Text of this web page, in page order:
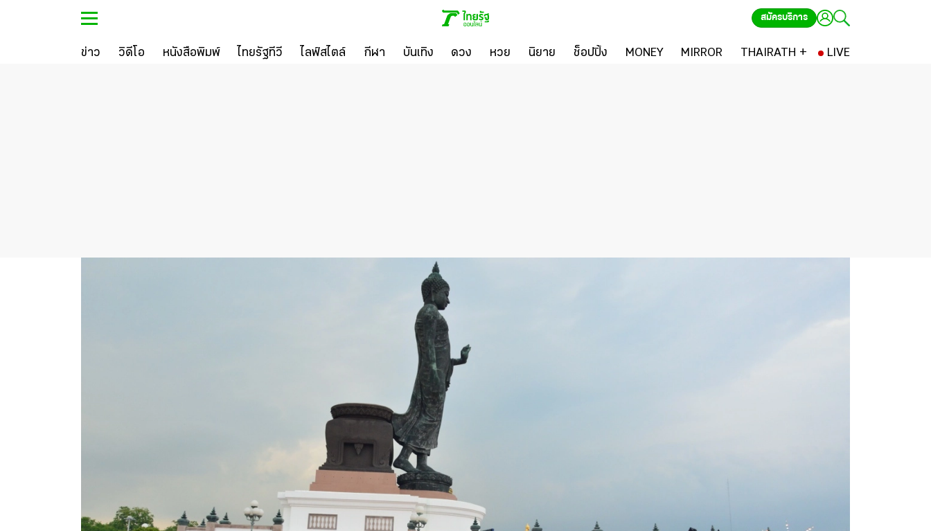
สมัครบริการ
ข่าว วิดีโอ หนังสือพิมพ์ ไทยรัฐทีวี ไลฟ์สไตล์ กีฬา บันเทิง ดวง หวย นิยาย ช็อปปิ้ง MONEY MIRROR THAIRATH + LIVE